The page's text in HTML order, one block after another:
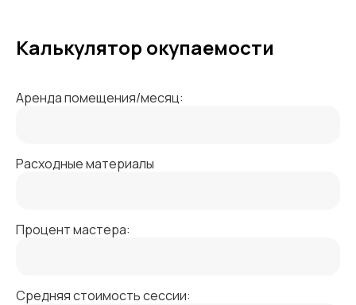
Калькулятор окупаемости
Аренда помещения/месяц:
Расходные материалы
Процент мастера:
Средняя стоимость сессии: